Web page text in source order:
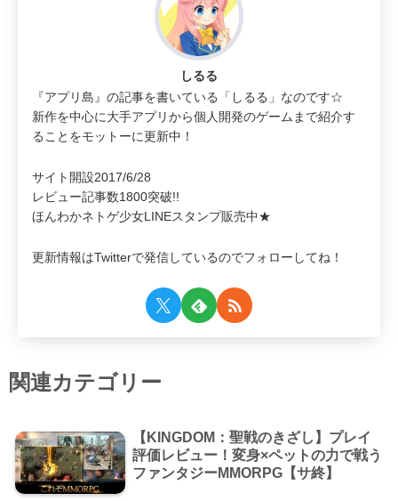
しるる
『アプリ島』の記事を書いている「しるる」なのです☆
新作を中心に大手アプリから個人開発のゲームまで紹介す
ることをモットーに更新中！
サイト開設2017/6/28
レビュー記事数1800突破!!
ほんわかネトゲ少女LINEスタンプ販売中★
更新情報はTwitterで発信しているのでフォローしてね！
関連カテゴリー
【KINGDOM：聖戦のきざし】プレイ
評価レビュー！変身×ペットの力で戦う
ファンタジーMMORPG【サ終】